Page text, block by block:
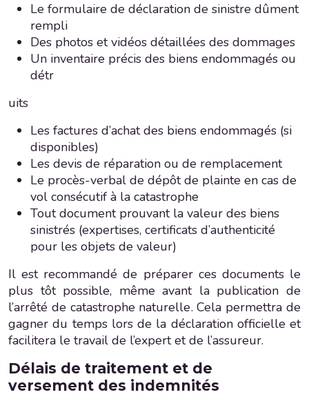
Le formulaire de déclaration de sinistre dûment
rempli
Des photos et vidéos détaillées des dommages
Un inventaire précis des biens endommagés ou
détr
uits
Les factures d’achat des biens endommagés (si
disponibles)
Les devis de réparation ou de remplacement
Le procès-verbal de dépôt de plainte en cas de
vol consécutif à la catastrophe
Tout document prouvant la valeur des biens
sinistrés (expertises, certificats d’authenticité
pour les objets de valeur)
Il est recommandé de préparer ces documents le
plus tôt possible, même avant la publication de
l’arrêté de catastrophe naturelle. Cela permettra de
gagner du temps lors de la déclaration officielle et
facilitera le travail de l’expert et de l’assureur.
Délais de traitement et de
versement des indemnités